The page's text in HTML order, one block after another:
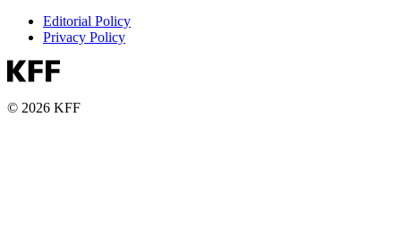
Editorial Policy
Privacy Policy
© 2026 KFF